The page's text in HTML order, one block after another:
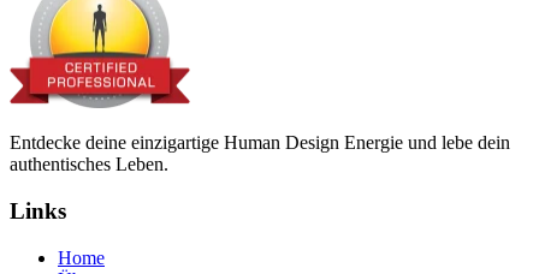
Entdecke deine einzigartige Human Design Energie und lebe dein
authentisches Leben.
Links
Home